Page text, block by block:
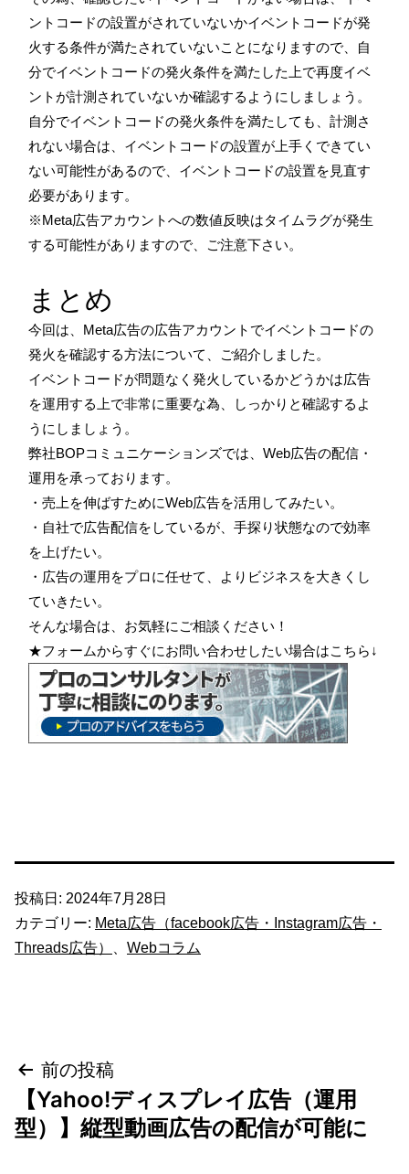
ントコードの設置がされていないかイベントコードが発
火する条件が満たされていないことになりますので、自
分でイベントコードの発火条件を満たした上で再度イベ
ントが計測されていないか確認するようにしましょう。
自分でイベントコードの発火条件を満たしても、計測さ
れない場合は、イベントコードの設置が上手くできてい
ない可能性があるので、イベントコードの設置を見直す
必要があります。
※Meta広告アカウントへの数値反映はタイムラグが発生
する可能性がありますので、ご注意下さい。
まとめ
今回は、Meta広告の広告アカウントでイベントコードの
発火を確認する方法について、ご紹介しました。
イベントコードが問題なく発火しているかどうかは広告
を運用する上で非常に重要な為、しっかりと確認するよ
うにしましょう。
弊社BOPコミュニケーションズでは、Web広告の配信・
運用を承っております。
・売上を伸ばすためにWeb広告を活用してみたい。
・自社で広告配信をしているが、手探り状態なので効率
を上げたい。
・広告の運用をプロに任せて、よりビジネスを大きくし
ていきたい。
そんな場合は、お気軽にご相談ください！
★フォームからすぐにお問い合わせしたい場合はこちら↓
投稿日: 2024年7月28日
カテゴリー: Meta広告（facebook広告・Instagram広告・
Threads広告）
Webコラム
投
稿
前の投稿
【Yahoo!ディスプレイ広告（運用
型）】縦型動画広告の配信が可能に